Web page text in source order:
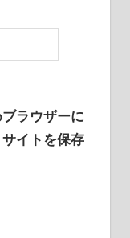
ラウザーに
イトを保存